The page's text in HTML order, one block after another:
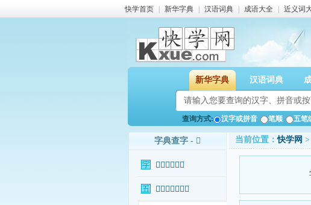
快学首页 新华字典 汉语词典 成语大全 近义词
新华字典 汉语词典
查询方式: 汉字或拼音 笔顺 五笔
字典查字 - 𡮖
𡮖字基本信息
𡮖字输入法查询
当前位置：快学网 >